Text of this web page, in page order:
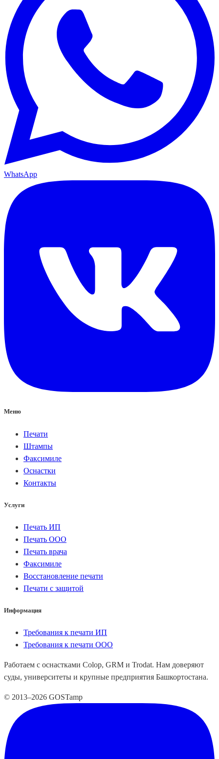
WhatsApp
Меню
Печати
Штампы
Факсимиле
Оснастки
Контакты
Услуги
Печать ИП
Печать ООО
Печать врача
Факсимиле
Восстановление печати
Печати с защитой
Информация
Требования к печати ИП
Требования к печати ООО
Работаем с оснастками Colop, GRM и Trodat. Нам доверяют
суды, университеты и крупные предприятия Башкортостана.
© 2013–2026 GOSTamp